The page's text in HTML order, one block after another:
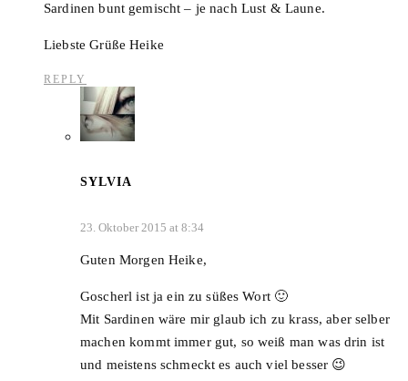
Sardinen bunt gemischt – je nach Lust & Laune.
Liebste Grüße Heike
REPLY
SYLVIA
23. Oktober 2015 at 8:34
Guten Morgen Heike,
Goscherl ist ja ein zu süßes Wort 🙂
Mit Sardinen wäre mir glaub ich zu krass, aber selber
machen kommt immer gut, so weiß man was drin ist
und meistens schmeckt es auch viel besser 😉